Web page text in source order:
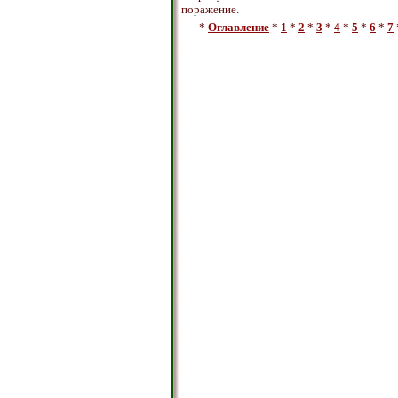
поражение.
* Оглавление * 1 * 2 * 3 * 4 * 5 * 6 * 7